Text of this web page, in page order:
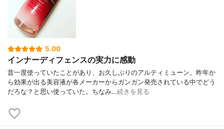
5.00
インナーディフェンスの実力に感動
昔一度使っていたことがあり、お久しぶりのアルティミューン。昨年か
ら効果が出る美容液が各メーカーからガンガン発売されている中でどう
だろな？と思い使っていた。ちなみ…続きを見る